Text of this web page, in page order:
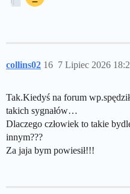
collins02 7 Lipiec 2026
16
Tak.Kiedyś na forum
takich sygnałów…
Dlaczego człowiek to takie
innym???
Za jaja bym powiesił!!!